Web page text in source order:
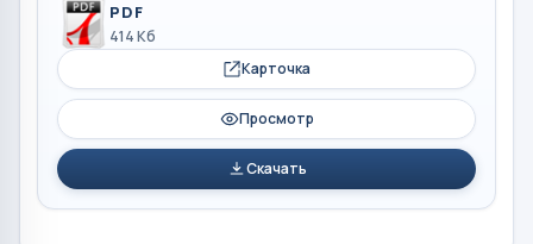
PDF
414 Кб
Карточка
Просмотр
Скачать